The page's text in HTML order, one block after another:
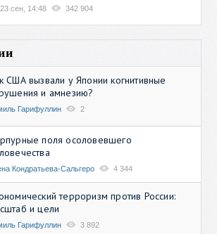
23 сен, 14:48 342 904
США вызвали у Японии когнитивные
и амнезию?
Гарифуллин 2
поля осоловевшего
Кондратьева-Сальгеро 4 344
терроризм против России:
и цели
Гарифуллин 3 892